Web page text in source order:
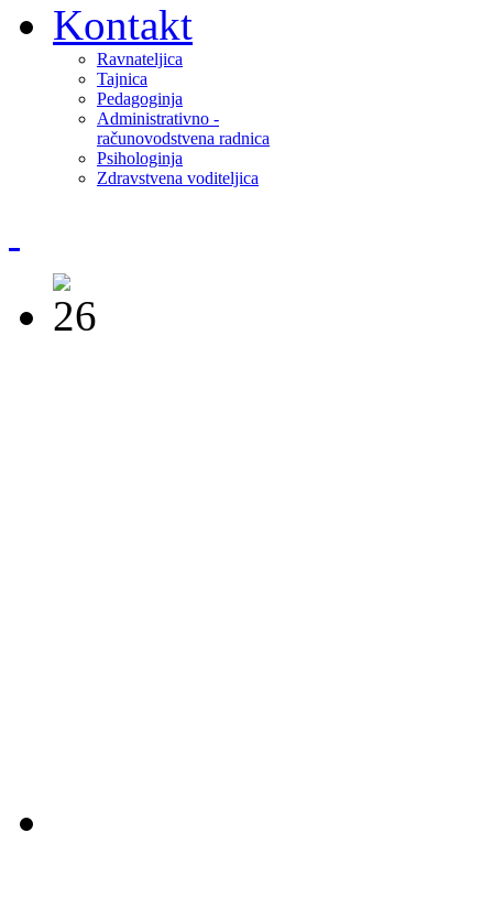
Kontakt
Ravnateljica
Tajnica
Pedagoginja
Administrativno -
računovodstvena radnica
Psihologinja
Zdravstvena voditeljica